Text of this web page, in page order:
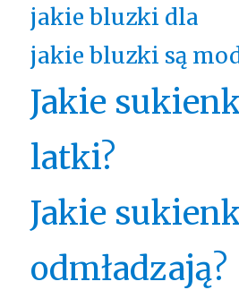
jakie bluzki dla
jakie bluzki są
Jakie
latki?
Jakie
odmładzają?